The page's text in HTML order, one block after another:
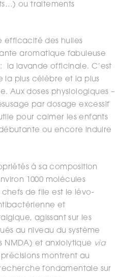
ou traitements
efficacité des huiles
aromatique fabuleuse
la lavande officinale. C’est
la plus célèbre et la plus
Aux doses physiologiques –
par dosage excessif
pour calmer les enfants
ou encore induire
à sa composition
1000 molécules
de file est le lévo-
et
agissant sur les
au niveau du système
NMDA) et anxiolytique via
montrent au
fondamentale sur